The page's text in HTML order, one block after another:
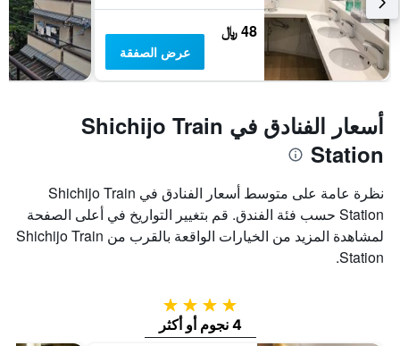
48 ﷼
عرض الصفقة
أسعار الفنادق في Shichijo Train
Station
نظرة عامة على متوسط أسعار الفنادق في Shichijo Train
Station حسب فئة الفندق. قم بتغيير التواريخ في أعلى الصفحة
لمشاهدة المزيد من الخيارات الواقعة بالقرب من Shichijo Train
Station.
4 نجوم
4 نجوم أو أكثر